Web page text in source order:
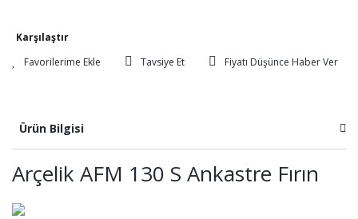
Karşılaştır
Tavsiye Et
Fiyatı Düşünce Haber Ver
Ürün Bilgisi
Arçelik AFM 130 S Ankastre Fırın